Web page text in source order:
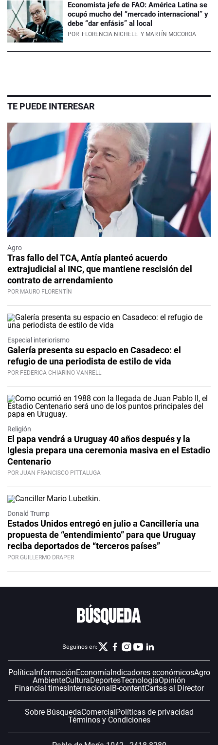
Economista jefe de FAO: América Latina se
ocupó mucho del “mercado internacional” y
debe “dar enfásis” al local
POR FLORENCIA NICHELE Y MARTÍN MOCOROA
TE PUEDE INTERESAR
Agro
Tras fallo del TCA, Antía planteó acuerdo
extrajudicial al INC, que mantiene rescisión del
contrato de arrendamiento
POR MAURO FLORENTÍN
Especial interiorismo
Galería presenta su espacio en Casadeco: el
refugio de una periodista de estilo de vida
POR FEDERICA CHIARINO VANRELL
Religión
El papa vendrá a Uruguay 40 años después y la
Iglesia prepara una ceremonia masiva en el Estadio
Centenario
POR JUAN FRANCISCO PITTALUGA
Donald Trump
Estados Unidos entregó en julio a Cancillería una
propuesta de “entendimiento” para que Uruguay
reciba deportados de “terceros países”
POR GUILLERMO DRAPER
Seguinos en:
PolíticaInformaciónEconomíaIndicadores económicosAgro
AmbienteCulturaDeportesTecnologíaOpinión
Financial timesInternacionalB-contentCartas al Director
Sobre BúsquedaComercialPolíticas de privacidad
Términos y Condiciones